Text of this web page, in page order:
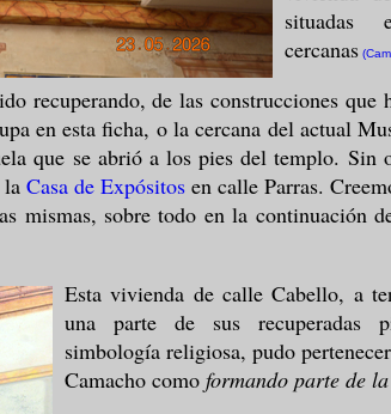
situadas
cercanas
recuperando, de las construcciones que
en esta ficha, o la cercana del actual
que se abrió a los pies del templo. Sin
Casa de Expósitos en calle Parras.
mismas, sobre todo en la continuación
Esta vivienda de calle Cabello, a
una parte de sus recuperadas
simbología religiosa, pudo
Camacho como formando parte de